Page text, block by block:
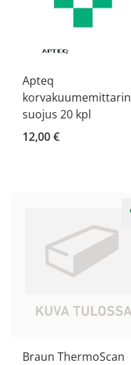
Apteq
korvakuumemittarin
suojus 20 kpl
12,00 €
Braun ThermoScan